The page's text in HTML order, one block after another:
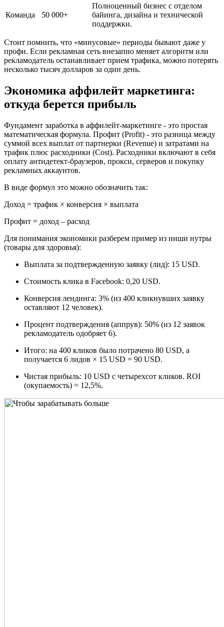
Команда 50 000+
Полноценный бизнес с отделом
байинга, дизайна и технической
поддержки.
Стоит помнить, что «минусовые» периоды бывают даже у
профи. Если рекламная сеть внезапно меняет алгоритм или
рекламодатель останавливает прием трафика, можно потерять
несколько тысяч долларов за один день.
Экономика аффилейт маркетинга:
откуда берется прибыль
Фундамент заработка в аффилейт-маркетинге - это простая
математическая формула. Профит (Profit) - это разница между
суммой всех выплат от партнерки (Revenue) и затратами на
трафик плюс расходники (Cost). Расходники включают в себя
оплату антидетект-браузеров, прокси, серверов и покупку
рекламных аккаунтов.
В виде формул это можно обозначить так:
Доход = трафик × конверсия × выплата
Профит = доход – расход
Для понимания экономики разберем пример из ниши нутры
(товары для здоровья):
Выплата за подтвержденную заявку (лид): 15 USD.
Стоимость клика в Facebook: 0,20 USD.
Конверсия лендинга: 3% (из 400 кликнувших заявку
оставляют 12 человек).
Процент подтверждения (аппрув): 50% (из 12 заявок
рекламодатель одобряет 6).
Итого: на 400 кликов было потрачено 80 USD, а
получается 6 лидов × 15 USD = 90 USD.
Чистая прибыль: 10 USD с четырехсот кликов. ROI
(окупаемость) = 12,5%.